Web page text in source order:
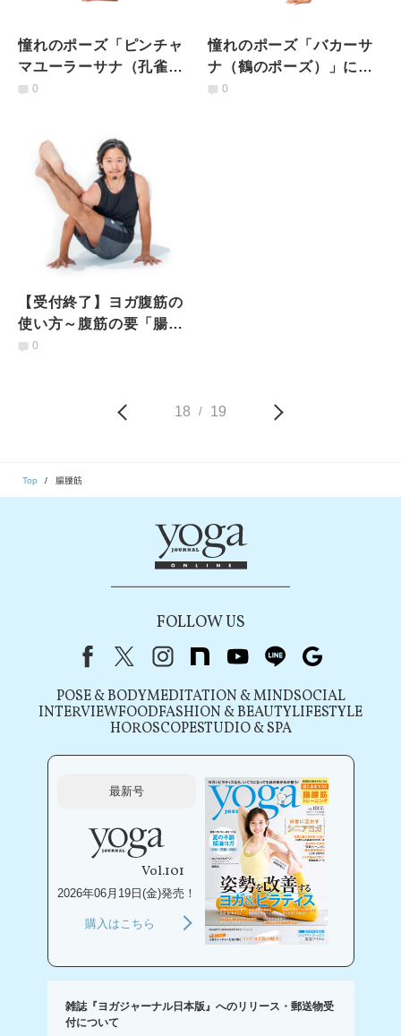
憧れのポーズ「ピンチャ
マユーラーサナ（孔雀の
羽のポーズ）」に必要な
0
憧れのポーズ「バカーサ
ナ（鶴のポーズ）」に必
要な筋肉の使い方
0
【受付終了】ヨガ腹筋の
使い方～腹筋の要「腸腰
筋」の５つの力が目覚め
0
18 / 19
Top 腸腰筋
FOLLOW US
FacebookX（旧Twitter）
instagram
note youtubeline
POSE & BODYMEDITATION & MINDSOCIAL
INTERVIEWFOODFASHION & BEAUTYLIFESTYLE
HOROSCOPESTUDIO & SPA
最新号
Vol.101
2026年06月19日(金)発売！
購入はこちら
雑誌『ヨガジャーナル日本版』へのリリース・郵送物受
付について